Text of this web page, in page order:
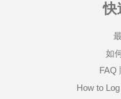
快
如
FAQ
How to